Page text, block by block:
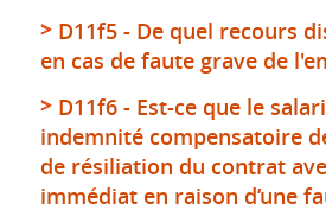
D11f5 - De quel recours
en cas de faute grave de
D11f6 - Est-ce que le
indemnité compensatoire
de résiliation du contrat
immédiat en raison d’une